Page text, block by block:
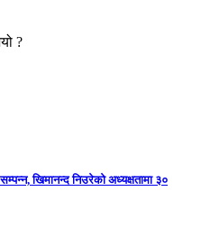
?
खिमानन्द निउरेको अध्यक्षतामा ३०